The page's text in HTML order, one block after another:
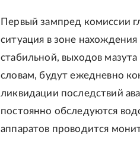
Первый зампред комиссии
ситуация в зоне
стабильной, выходов
словам, будут ежедневно
ликвидации последствий
постоянно обследуются
аппаратов проводится